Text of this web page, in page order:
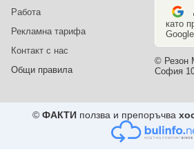
Работа
Рекламна тарифа
Контакт с нас
Общи правила
като
Google
© Резон
София
© ФАКТИ ползва и препоръчва